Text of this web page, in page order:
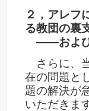
２，アレフ
る教団の裏
――および
さらに、
在の問題と
題の解決が
いただきま